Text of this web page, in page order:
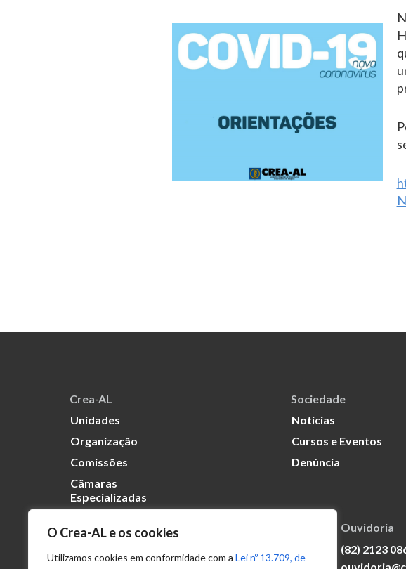
O Crea-AL e os cookies
Utilizamos cookies em conformidade com a Lei nº 13.709, de
Crea-AL
Unidades
Organização
Comissões
Câmaras
Especializadas
Sociedade
Notícias
Cursos e Eventos
Denúncia
Transparência
Portal
Ouvidoria
(82) 2123